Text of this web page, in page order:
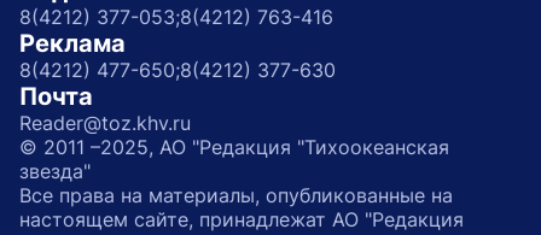
8(4212) 377-053;8(4212) 763-416
Реклама
8(4212) 477-650;8(4212) 377-630
Почта
Reader@toz.khv.ru
© 2011 –2025, АО "Редакция "Тихоокеанская
звезда"
Все права на материалы, опубликованные на
настоящем сайте, принадлежат АО "Редакция